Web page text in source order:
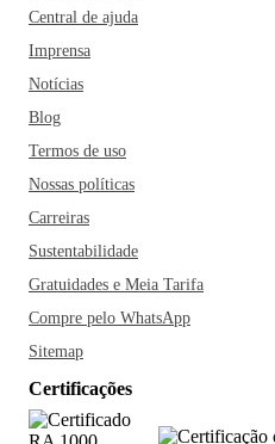
Central de ajuda
Imprensa
Notícias
Blog
Termos de uso
Nossas políticas
Carreiras
Sustentabilidade
Gratuidades e Meia Tarifa
Compre pelo WhatsApp
Sitemap
Certificações